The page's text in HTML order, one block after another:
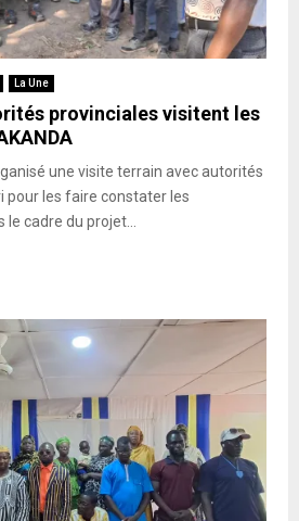
La Une
provinciales visitent les
une visite terrain avec autorités
pour les faire constater les
cadre du projet...